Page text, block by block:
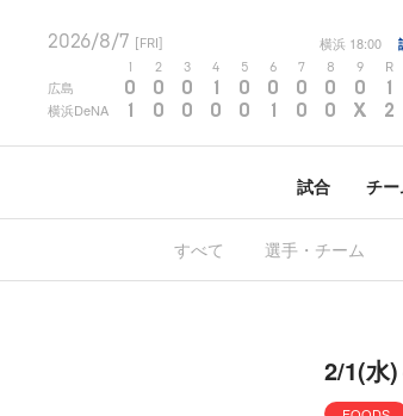
2026/8/7 [FRI] 横浜 18:00
2 3 4 5 6 7 8 9 R
広島 0 0 0 1 0 0 0 0 0 1
横浜DeNA 1 0 0 0 0 1 0 0 X 2
試合 チ
すべて 選手・チーム
2/1(水